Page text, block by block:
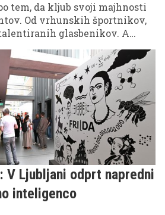
tem, da kljub svoji majhnosti
Od vrhunskih športnikov,
glasbenikov. A
ostane neodkrit, brez prave
v ospredje. Prav to
letos zapolnjuje Laško
obetavnim glasbenikom ne
temveč pot skozi izzive, vse do
Laško Pivo in cvetje.
V Ljubljani odprt napredni
inteligenco